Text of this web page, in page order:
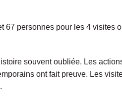
67 personnes pour les 4 visites
souvent oubliée. Les
ont fait preuve. Les